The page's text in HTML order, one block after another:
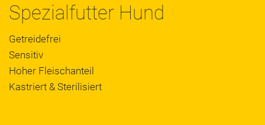
Spezialfutter Hund
Getreidefrei
Sensitiv
Hoher Fleischanteil
Kastriert & Sterilisiert